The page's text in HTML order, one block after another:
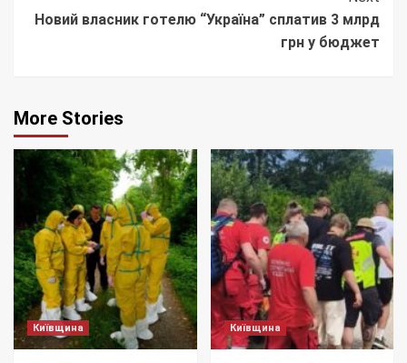
Новий власник готелю “Україна” сплатив 3 млрд
грн у бюджет
More Stories
Київщина Київщина